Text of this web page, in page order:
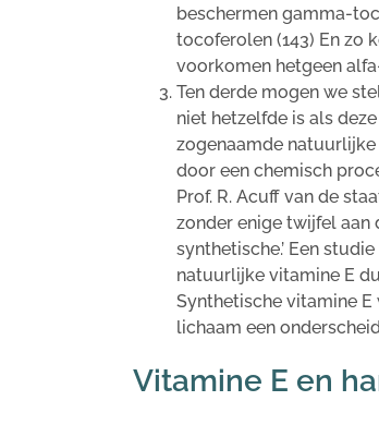
beschermen gamma-
tocoferolen (143) En zo
voorkomen hetgeen
Ten derde mogen we
niet hetzelfde is als
zogenaamde
door een chemisch
Prof. R. Acuff van de
zonder enige twijfel
synthetische.’ Een
natuurlijke vitamine E
Synthetische vitamine
lichaam een
Vitamine E en